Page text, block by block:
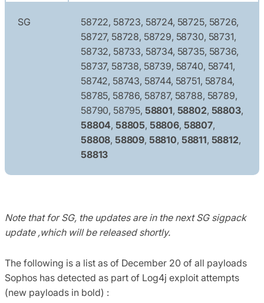
SG
58722, 58723, 58724, 58725, 58726,
58727, 58728, 58729, 58730, 58731,
58732, 58733, 58734, 58735, 58736,
58737, 58738, 58739, 58740, 58741,
58742, 58743, 58744, 58751, 58784,
58785, 58786, 58787, 58788, 58789,
58790, 58795, 58801, 58802, 58803,
58804, 58805, 58806, 58807,
58808, 58809, 58810, 58811, 58812,
58813
Note that for SG, the updates are in the next SG sigpack
update ,which will be released shortly.
The following is a list as of December 20 of all payloads
Sophos has detected as part of Log4j exploit attempts
(new payloads in bold) :